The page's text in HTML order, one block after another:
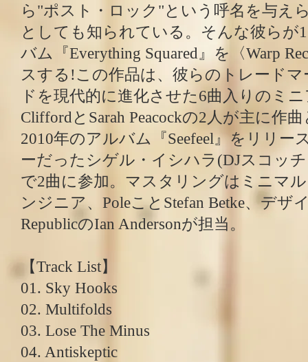
ら"ポスト・ロック"という呼名を与え
としても知られている。そんな彼らが
バム『Everything Squared』を〈Warp
スする!この作品は、彼らのトレード
ドを現代的に進化させた6曲入りのミ
CliffordとSarah Peacockの2人が主に作
2010年のアルバム『Seefeel』をリリー
ーだったシゲル・イシハラ(DJスコッ
で2曲に参加。マスタリングはミニマ
ンジニア、PoleことStefan Betke、デザ
RepublicのIan Andersonが担当。
【Track List】
01. Sky Hooks
02. Multifolds
03. Lose The Minus
04. Antiskeptic